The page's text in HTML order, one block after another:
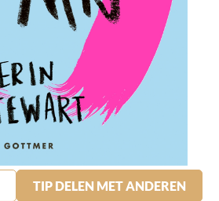
TIP DELEN MET ANDEREN